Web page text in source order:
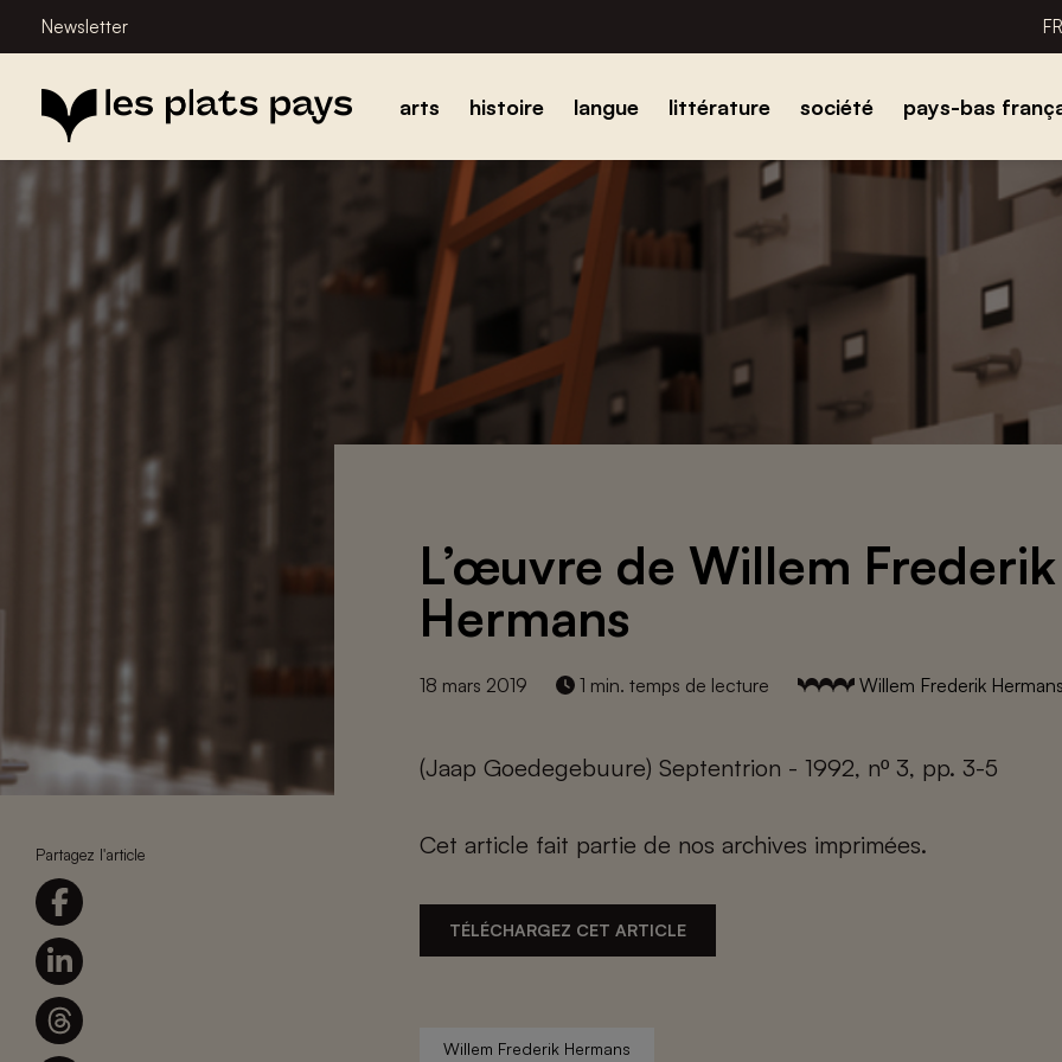
Newsletter
arts histoire langue littérature société pays-bas
Partagez l'article
L’œuvre de Willem Frederik
Hermans
18 mars 2019 1 min. temps de lecture Willem Frederik
(Jaap Goedegebuure) Septentrion - 1992, nº 3, pp. 3-5
Cet article fait partie de nos archives imprimées.
TÉLÉCHARGEZ CET ARTICLE
Willem Frederik Hermans